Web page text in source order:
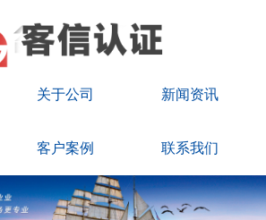
关于公司 新闻资讯
客户案例 联系我们